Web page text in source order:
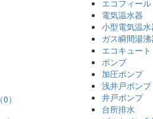
）
エコフィール
電気温水器
小型電気温水
ガス瞬間湯沸
エコキュート
ポンプ
加圧ポンプ
浅井戸ポンプ
井戸ポンプ
台所排水